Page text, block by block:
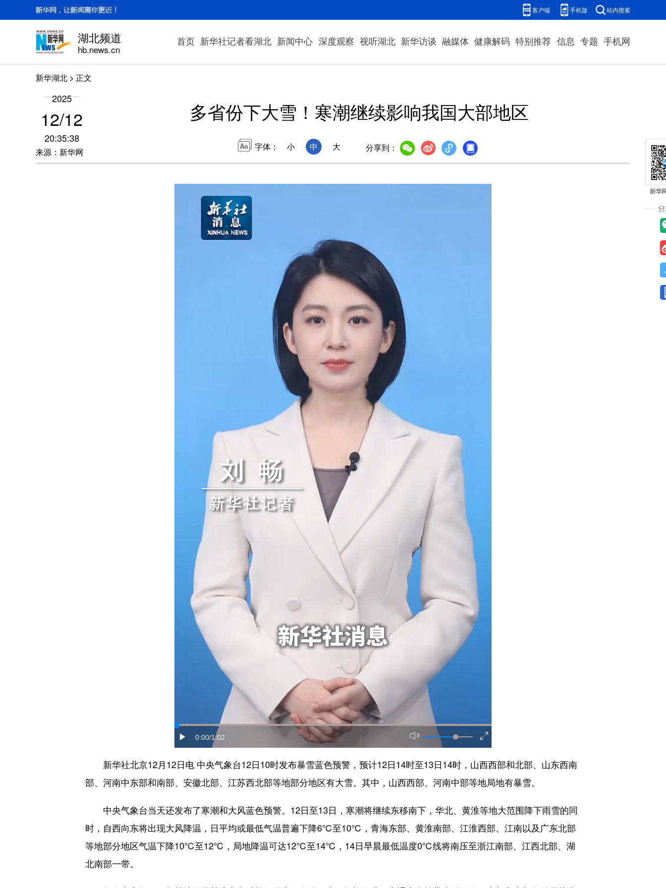
客户端 手机版 站内搜索
湖北频道
hb.news.cn
首页 新华社记者看湖北 新闻中心 深度观察 视听湖北 新华访谈 融媒体 健康解码 特别推荐 信息 专题 手机网
新华湖北 > 正文
2025
12/12
20:35:38
来源：新华网
多省份下大雪！寒潮继续影响我国大部地区
字体： 小 中 大 分享到：
0:00/1:02
新华社北京12月12日电 中央气象台12日10时发布暴雪蓝色预警，预计12日14时至13日14时，山西西部和北部、山东西南
部、河南中东部和南部、安徽北部、江苏西北部等地部分地区有大雪。其中，山西西部、河南中部等地局地有暴雪。
中央气象台当天还发布了寒潮和大风蓝色预警。12日至13日，寒潮将继续东移南下，华北、黄淮等地大范围降下雨雪的同
时，自西向东将出现大风降温，日平均或最低气温普遍下降6℃至10℃，青海东部、黄淮南部、江淮西部、江南以及广东北部
等地部分地区气温下降10℃至12℃，局地降温可达12℃至14℃，14日早晨最低温度0℃线将南压至浙江南部、江西北部、湖
北南部一带。